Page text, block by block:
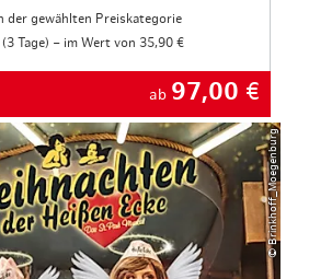
der gewählten Preiskategorie
Tage) – im Wert von 35,90 €
ab 97,00 €
© Brinkhoff_Moegenburg